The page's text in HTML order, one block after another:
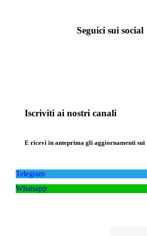
Seguici sui social
Iscriviti ai nostri canali
E ricevi in anteprima gli aggiornamenti sui
Telegram
Whatsapp